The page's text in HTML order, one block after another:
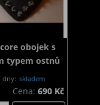
obojek s
typem ostnů
dny: skladem
Cena: 690 Kč